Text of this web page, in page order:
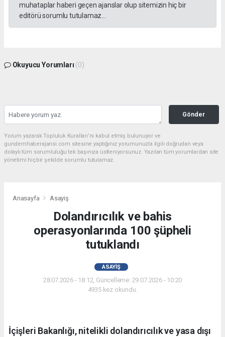
muhataplar haberi geçen ajanslar olup sitemizin hiç bir
editörü sorumlu tutulamaz...
Okuyucu Yorumları (0)
Gönder
Yorum yazarak Topluluk Kuralları’nı kabul etmiş bulunuyor ve
gundemhaberajansi.com sitesine yaptığınız yorumunuzla ilgili doğrudan veya
dolaylı tüm sorumluluğu tek başınıza üstleniyorsunuz. Yazılan tüm yorumlardan site
yönetimi hiçbir şekilde sorumlu tutulamaz.
Anasayfa Asayiş
Dolandırıcılık ve bahis
operasyonlarında 100 şüpheli
tutuklandı
ASAYIŞ
28.07.2026 - 18:12, Güncelleme: 29.07.2026 - 10:20
4935 kez okundu.
İçişleri Bakanlığı, nitelikli dolandırıcılık ve yasa dışı